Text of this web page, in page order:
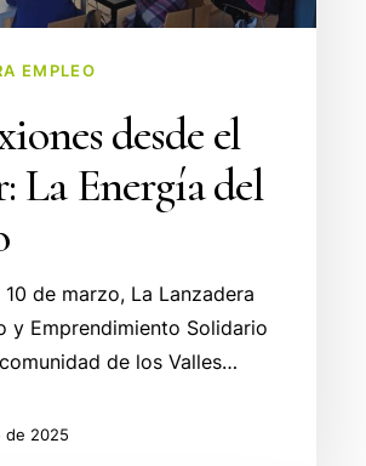
EMPLEO
desde el
La Energía del
de marzo, La Lanzadera
y Emprendimiento Solidario
de los Valles…
de 2025